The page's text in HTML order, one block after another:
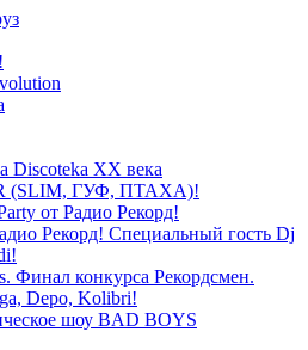
Discoteka XX века
(SLIM, ГУФ, ПТАХА)!
от Радио Рекорд!
Рекорд! Специальный гость Dj
Финал конкурса Рекордсмен.
Depo, Kolibri!
шоу BAD BOYS